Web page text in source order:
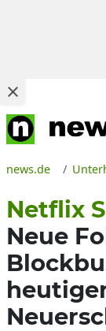
news.de
Netflix
Neue